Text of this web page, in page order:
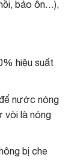
bảo ôn…),
hiệu suất
nước nóng
vòi là nóng
bị che